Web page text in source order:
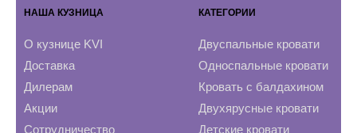
НАША КУЗНИЦА
О кузнице KVI
Доставка
Дилерам
Акции
Сотрудничество
КАТЕГОРИИ
Двуспальные кровати
Односпальные кровати
Кровать с балдахином
Двухярусные кровати
Детские кровати